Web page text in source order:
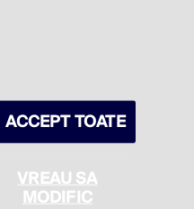
ACCEPT TOATE
VREAU SA
MODIFIC